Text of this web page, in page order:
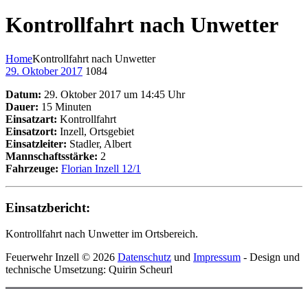
Kontrollfahrt nach Unwetter
HomeKontrollfahrt nach Unwetter
29. Oktober 2017 1084
Datum: 29. Oktober 2017 um 14:45 Uhr
Dauer: 15 Minuten
Einsatzart: Kontrollfahrt
Einsatzort: Inzell, Ortsgebiet
Einsatzleiter: Stadler, Albert
Mannschaftsstärke: 2
Fahrzeuge: Florian Inzell 12/1
Einsatzbericht:
Kontrollfahrt nach Unwetter im Ortsbereich.
Feuerwehr Inzell © 2026 Datenschutz und Impressum - Design und
technische Umsetzung: Quirin Scheurl